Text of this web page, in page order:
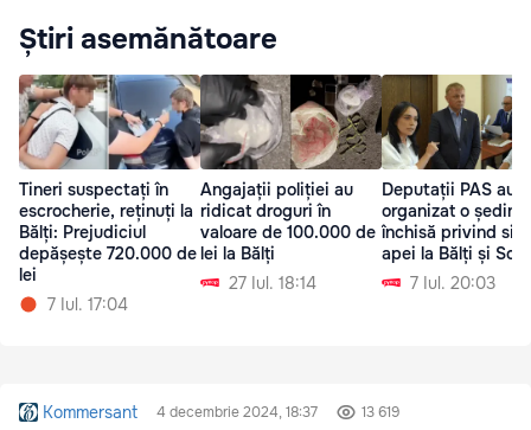
Știri asemănătoare
Tineri suspectați în
escrocherie, reținuți la
Bălți: Prejudiciul
depășește 720.000 de
lei
7 Iul. 17:04
Angajații poliției au
ridicat droguri în
valoare de 100.000 de
lei la Bălți
27 Iul. 18:14
Deputații PAS au
organizat o
închisă privind
apei la Bălți și
7 Iul. 20:03
Kommersant 4 decembrie 2024, 18:37 13 619